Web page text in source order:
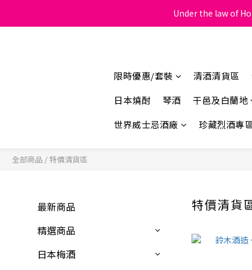
Under the law of
限時優惠/套裝 清酒清貨區
日本燒酎
琴酒 干邑及白蘭地
世界威士忌酒廠
珍藏烈酒專
全部商品 /特價清貨區
最新商品
精選商品
日本梅酒
特價清貨